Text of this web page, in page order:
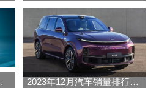
单(零售量 2023年12月汽车销量排行榜完整版名单(零售量